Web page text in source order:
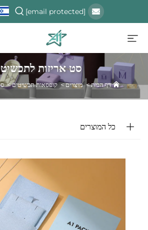
[email protected]
סט אריזות
דף הבית>מוצרים>קופסאות תכשיטים>
כל המוצרים